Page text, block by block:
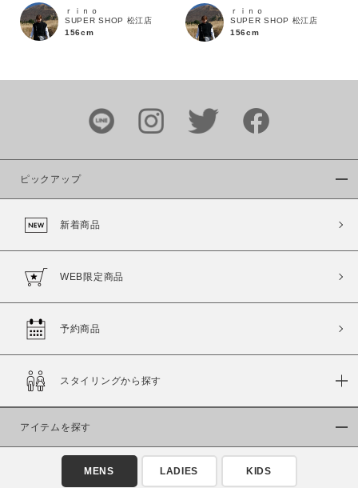
ｒｉｎｏ
SUPER SHOP 松江店
156cm
ｒｉｎｏ
SUPER SHOP 松江店
156cm
ピックアップ
新着商品
WEB限定商品
予約商品
スタイリングから探す
アイテムを探す
MENS LADIES KIDS